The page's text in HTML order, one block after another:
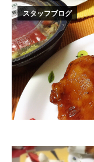
スタッフブログ